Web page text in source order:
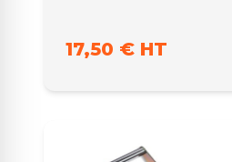
17,50 € HT